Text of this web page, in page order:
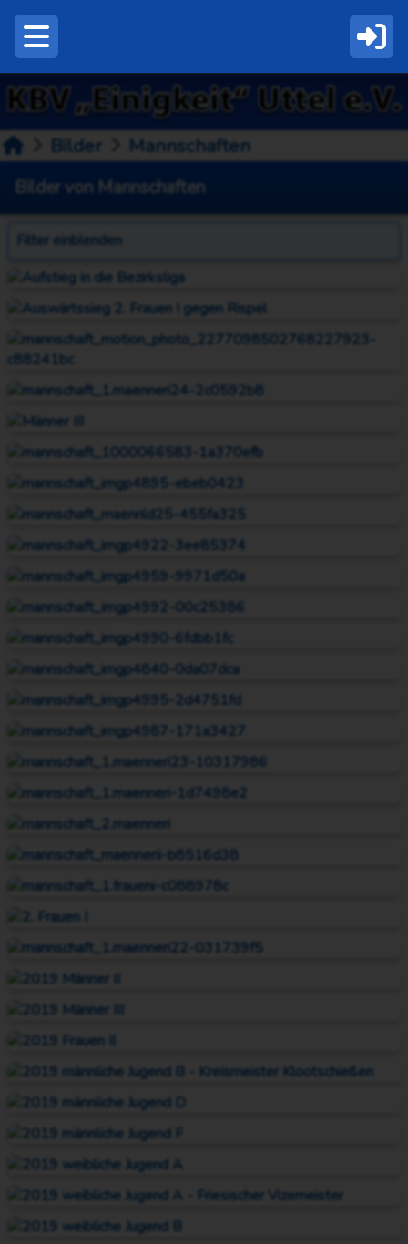
Bilder Mannschaften
Bilder von Mannschaften
Filter einblenden